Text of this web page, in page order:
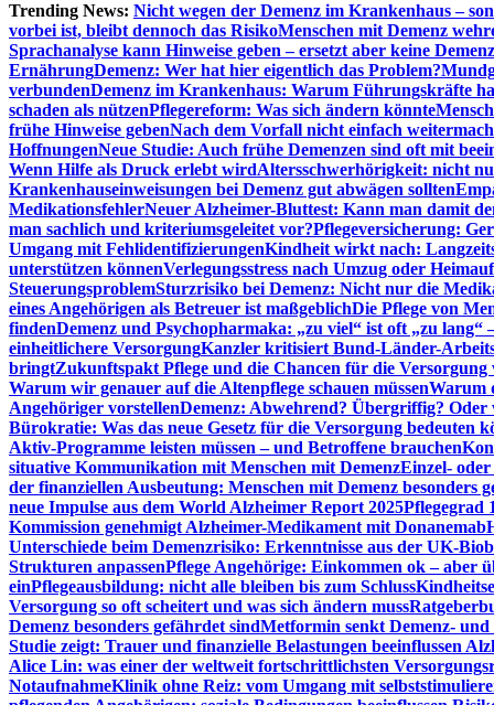
Trending News: Nicht wegen der Demenz im Krankenhaus –
vorbei ist, bleibt dennoch das RisikoMenschen mit Demenz
Sprachanalyse kann Hinweise geben – ersetzt aber keine
ErnährungDemenz: Wer hat hier eigentlich das Problem?
verbundenDemenz im Krankenhaus: Warum Führungskräfte
schaden als nützenPflegereform: Was sich ändern könnte
frühe Hinweise gebenNach dem Vorfall nicht einfach
HoffnungenNeue Studie: Auch frühe Demenzen sind oft mit
Wenn Hilfe als Druck erlebt wirdAltersschwerhörigkeit: nicht
Krankenhauseinweisungen bei Demenz gut abwägen sollten
MedikationsfehlerNeuer Alzheimer-Bluttest: Kann man damit
man sachlich und kriteriumsgeleitet vor?Pflegeversicherung:
Umgang mit FehlidentifizierungenKindheit wirkt nach:
unterstützen könnenVerlegungsstress nach Umzug oder
SteuerungsproblemSturzrisiko bei Demenz: Nicht nur die
eines Angehörigen als Betreuer ist maßgeblichDie Pflege von
findenDemenz und Psychopharmaka: „zu viel“ ist oft „zu lang“
einheitlichere VersorgungKanzler kritisiert Bund-Länder-
bringtZukunftspakt Pflege und die Chancen für die Versorgung
Warum wir genauer auf die Altenpflege schauen müssenWarum
Angehöriger vorstellenDemenz: Abwehrend? Übergriffig? Oder
Bürokratie: Was das neue Gesetz für die Versorgung bedeuten
Aktiv-Programme leisten müssen – und Betroffene brauchen
situative Kommunikation mit Menschen mit DemenzEinzel- oder
der finanziellen Ausbeutung: Menschen mit Demenz besonders
neue Impulse aus dem World Alzheimer Report 2025Pflegegrad
Kommission genehmigt Alzheimer-Medikament mit Donanemab
Unterschiede beim Demenzrisiko: Erkenntnisse aus der UK-
Strukturen anpassenPflege Angehörige: Einkommen ok – aber
einPflegeausbildung: nicht alle bleiben bis zum Schluss
Versorgung so oft scheitert und was sich ändern muss
Demenz besonders gefährdet sindMetformin senkt Demenz-
Studie zeigt: Trauer und finanzielle Belastungen beeinflussen
Alice Lin: was einer der weltweit fortschrittlichsten
NotaufnahmeKlinik ohne Reiz: vom Umgang mit